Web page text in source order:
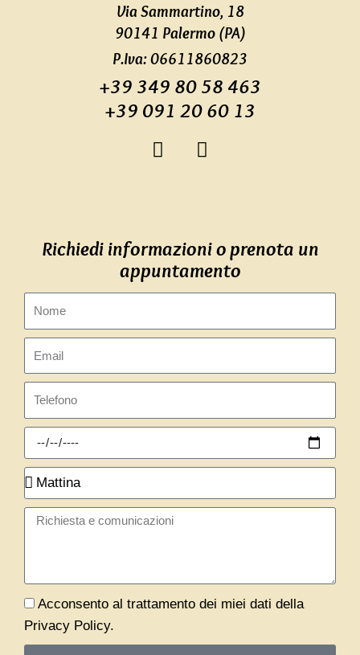
Via Sammartino, 18
90141 Palermo (PA)
P.Iva: 06611860823
+39 349 80 58 463
+39 091 20 60 13
F
a
o
k
-
I
n
g
r
a
m
Richiedi informazioni o prenota un
appuntamento
Nome
Telefono
Richiedi
appuntamento
Quando?
Message
Privacy
Acconsento al trattamento dei miei dati della
Privacy Policy.